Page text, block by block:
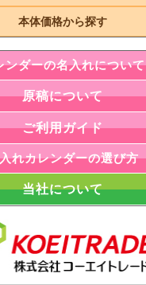
本体価格から探す
ンダーの名入れについて
原稿について
ご利用ガイド
れカレンダーの選び方
当社について